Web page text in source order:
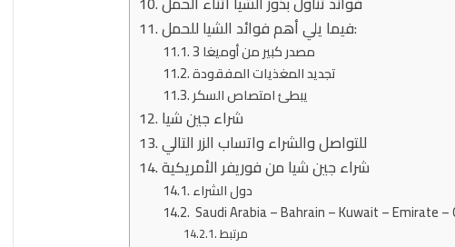
فيما يلي أهم فوائد الشيا للحمل:
مصدر كبير من أوميغا 3
تجديد المغذيات المفقودة
يبطئ امتصاص السكر
شراء جين شيا
للتواصل والشراء واتساب الزر التالي
شراء جين شيا من فوريفر الأمريكية
دول الشراء
Saudi Arabia – Bahrain – Kuwait – Emirate
مرتبط